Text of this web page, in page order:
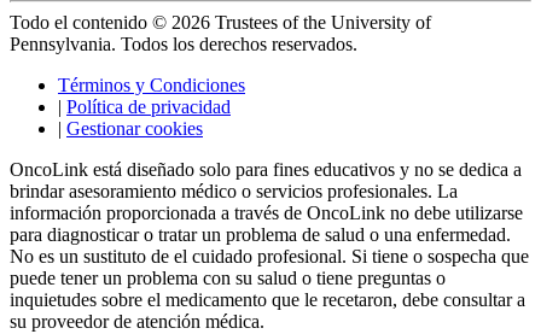
Todo el contenido © 2026 Trustees of the University of
Pennsylvania. Todos los derechos reservados.
Términos y Condiciones
| Política de privacidad
| Gestionar cookies
OncoLink está diseñado solo para fines educativos y no se dedica a
brindar asesoramiento médico o servicios profesionales. La
información proporcionada a través de OncoLink no debe utilizarse
para diagnosticar o tratar un problema de salud o una enfermedad.
No es un sustituto de el cuidado profesional. Si tiene o sospecha que
puede tener un problema con su salud o tiene preguntas o
inquietudes sobre el medicamento que le recetaron, debe consultar a
su proveedor de atención médica.